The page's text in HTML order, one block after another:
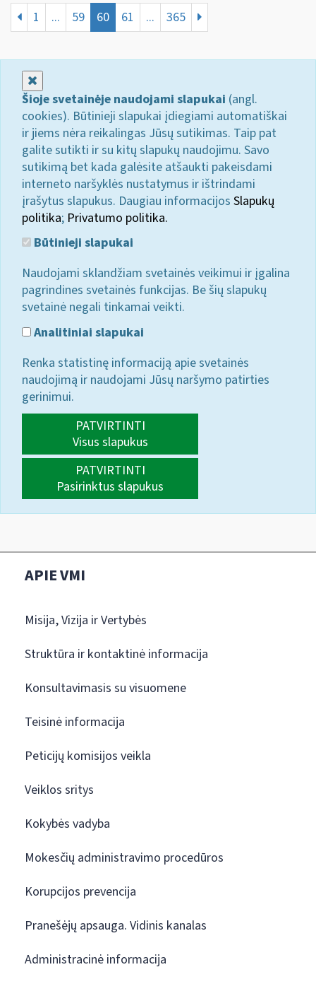
1 ... 59 60 61 ... 365
Šioje svetainėje naudojami slapukai (angl.
cookies). Būtinieji slapukai įdiegiami automatiškai
ir jiems nėra reikalingas Jūsų sutikimas. Taip pat
galite sutikti ir su kitų slapukų naudojimu. Savo
sutikimą bet kada galėsite atšaukti pakeisdami
interneto naršyklės nustatymus ir ištrindami
įrašytus slapukus. Daugiau informacijos Slapukų
politika; Privatumo politika.
Būtinieji slapukai
Naudojami sklandžiam svetainės veikimui ir įgalina
pagrindines svetainės funkcijas. Be šių slapukų
svetainė negali tinkamai veikti.
Analitiniai slapukai
Renka statistinę informaciją apie svetainės
naudojimą ir naudojami Jūsų naršymo patirties
gerinimui.
PATVIRTINTI
Visus slapukus
PATVIRTINTI
Pasirinktus slapukus
APIE VMI
Misija, Vizija ir Vertybės
Struktūra ir kontaktinė informacija
Konsultavimasis su visuomene
Teisinė informacija
Peticijų komisijos veikla
Veiklos sritys
Kokybės vadyba
Mokesčių administravimo procedūros
Korupcijos prevencija
Pranešėjų apsauga. Vidinis kanalas
Administracinė informacija